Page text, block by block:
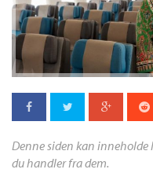
Denne siden kan inneholde
du handler fra dem.